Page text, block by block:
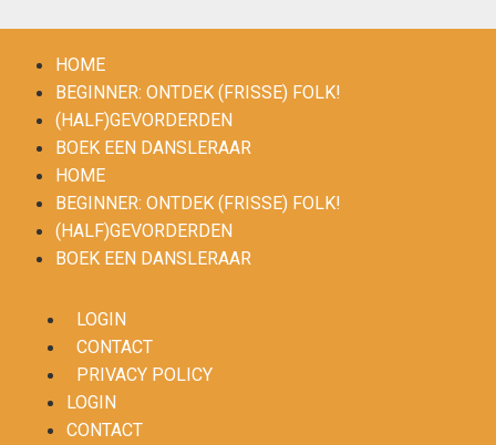
HOME
BEGINNER: ONTDEK (FRISSE) FOLK!
(HALF)GEVORDERDEN
BOEK EEN DANSLERAAR
HOME
BEGINNER: ONTDEK (FRISSE) FOLK!
(HALF)GEVORDERDEN
BOEK EEN DANSLERAAR
LOGIN
CONTACT
PRIVACY POLICY
LOGIN
CONTACT